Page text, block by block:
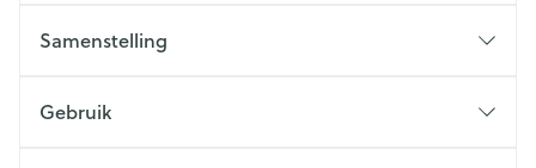
Samenstelling
Gebruik